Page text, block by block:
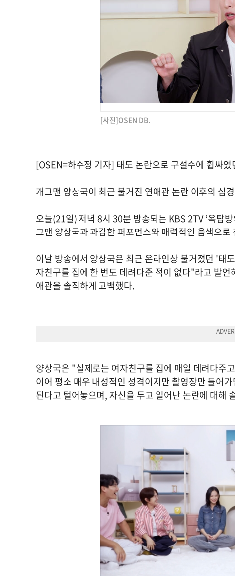
[사진]OSEN DB.
[OSEN=하수정 기자] 태도 논란으로 구설수에 휩싸
개그맨 양상국이 최근 불거진 연애관 논란 이후의 심
오늘(21일) 저녁 8시 30분 방송되는 KBS 2TV ‘옥탑
그맨 양상국과 과감한 퍼포먼스와 매력적인 음색으
이날 방송에서 양상국은 최근 온라인상 불거졌던 '태
자친구를 집에 한 번도 데려다준 적이 없다"라고 발
애관을 솔직하게 고백했다.
양상국은 "실제로는 여자친구를 집에 매일 데려다주
이어 평소 매우 내성적인 성격이지만 촬영장만 들어
된다고 털어놓으며, 자신을 두고 일어난 논란에 대해